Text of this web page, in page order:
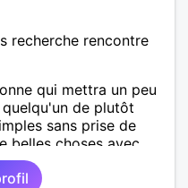
recherche rencontre
qui mettra un peu
de plutôt
sans prise de
belles choses avec
.